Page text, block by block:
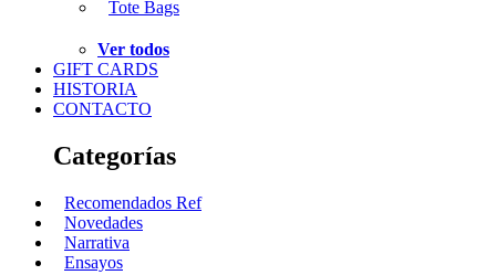
Tote Bags
Ver todos
GIFT CARDS
HISTORIA
CONTACTO
Categorías
Recomendados Ref
Novedades
Narrativa
Ensayos